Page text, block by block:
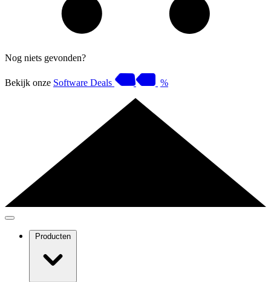
Nog niets gevonden?
Bekijk onze Software Deals %
Producten